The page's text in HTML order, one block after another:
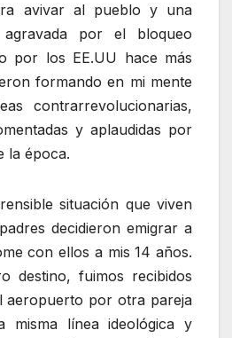
avivar al pueblo y una
agravada por el bloqueo
por los EE.UU hace más
formando en mi mente
contrarrevolucionarias,
y aplaudidas por
la época.
situación que viven
decidieron emigrar a
con ellos a mis 14 años.
destino, fuimos recibidos
aeropuerto por otra pareja
misma línea ideológica y